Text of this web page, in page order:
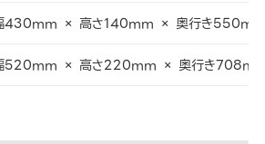
430mm × 高さ140mm × 奥行き550mm
520mm × 高さ220mm × 奥行き